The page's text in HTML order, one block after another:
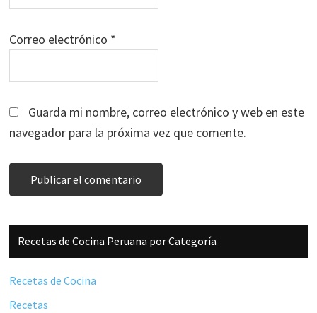
Correo electrónico *
Guarda mi nombre, correo electrónico y web en este
navegador para la próxima vez que comente.
Barra
lateral
principal
Recetas de Cocina Peruana por Categoría
Recetas de Cocina
Recetas